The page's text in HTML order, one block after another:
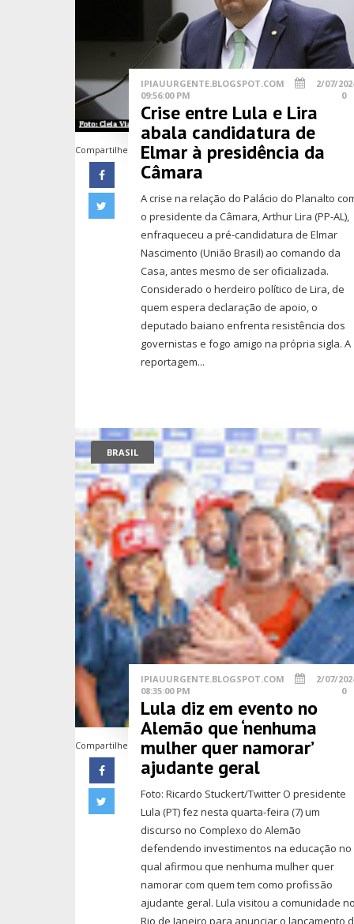
Compartilhe
IPIAUURGENTE.BLOGSPOT.COM
2/07/
09:56:00 PM
0
Crise entre Lula e Lira
abala candidatura de
Elmar à presidência da
Câmara
A crise na relação do Palácio do Planalto
o presidente da Câmara, Arthur Lira (PP-AL),
enfraqueceu a pré-candidatura de Elmar
Nascimento (União Brasil) ao comando da
Casa, antes mesmo de ser oficializada.
Considerado o herdeiro político de Lira, de
quem espera declaração de apoio, o
deputado baiano enfrenta resistência dos
governistas e fogo amigo na própria sigla. A
reportagem...
BRASIL
Compartilhe
IPIAUURGENTE.BLOGSPOT.COM
2/07/
08:35:00 PM
0
Lula diz em evento no
Alemão que ‘nenhuma
mulher quer namorar’
ajudante geral
Foto: Ricardo Stuckert/Twitter O presidente
Lula (PT) fez nesta quarta-feira (7) um
discurso no Complexo do Alemão
defendendo investimentos na educação no
qual afirmou que nenhuma mulher quer
namorar com quem tem como profissão
ajudante geral. Lula visitou a comunidade
Rio de Janeiro para anunciar o lançamento